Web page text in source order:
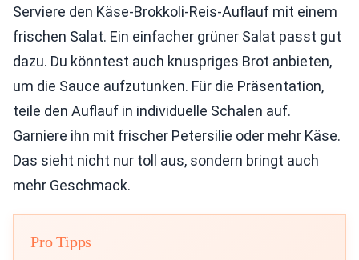
Serviere den Käse-Brokkoli-Reis-Auflauf mit einem
frischen Salat. Ein einfacher grüner Salat passt gut
dazu. Du könntest auch knuspriges Brot anbieten,
um die Sauce aufzutunken. Für die Präsentation,
teile den Auflauf in individuelle Schalen auf.
Garniere ihn mit frischer Petersilie oder mehr Käse.
Das sieht nicht nur toll aus, sondern bringt auch
mehr Geschmack.
Pro Tipps